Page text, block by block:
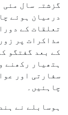
گزشتہ سال مئی
درمیان ہوئے
تعلقات کے
مذاکرات پر
کے بعد گفتگو
ہتھیار رکھنے
سفارتی اور
چاہئیں۔
ہوسابلے نے